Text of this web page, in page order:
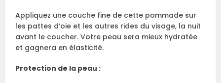
Appliquez une couche fine de cette pommade sur
les pattes d’oie et les autres rides du visage, la nuit
avant le coucher. Votre peau sera mieux hydratée
et gagnera en élasticité.
Protection de la peau :